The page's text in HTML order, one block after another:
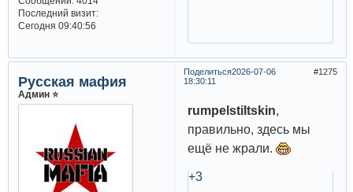
Последний визит:
Сегодня 09:40:56
Поделиться 1275
2026-07-06
18:30:11
Русская мафия
Админ ⭐️
rumpelstiltskin,
правильно, здесь мы
ещё не жрали.
+3